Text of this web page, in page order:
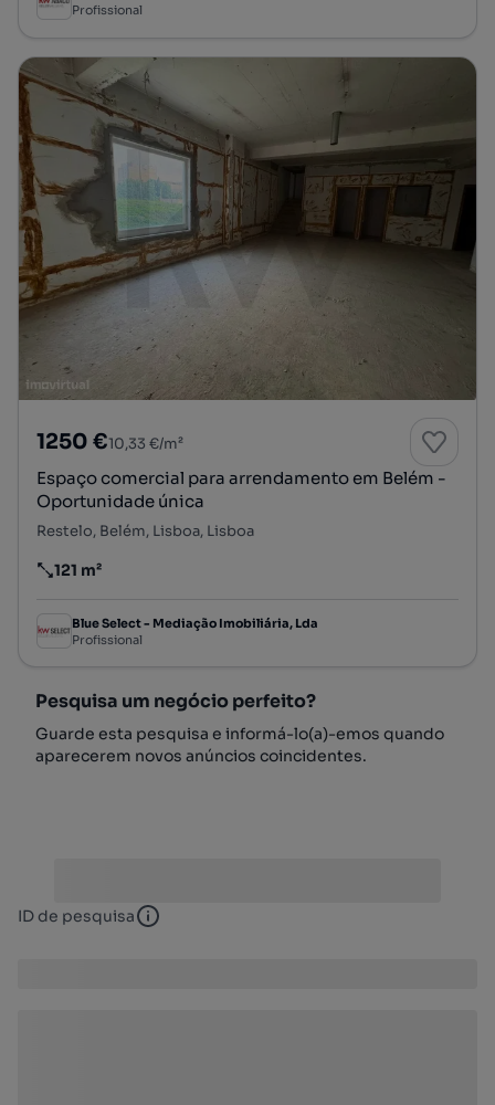
Profissional
1250 €10,33 €/m²
Espaço comercial para arrendamento em Belém -
Oportunidade única
Restelo, Belém, Lisboa, Lisboa
Preço por metro quadrado
121 m²
Blue Select - Mediação Imobiliária, Lda
Profissional
Pesquisa um negócio perfeito?
Guarde esta pesquisa e informá-lo(a)-emos quando
aparecerem novos anúncios coincidentes.
ID de pesquisa ID de pesquisa